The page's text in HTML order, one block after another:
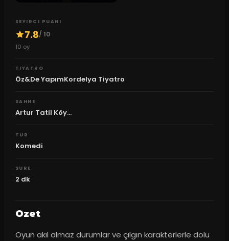
SEYIRCI PUANI
7.8/ 10
10 oy
TIYATRO
Öz&De YapımKordelya Tiyatro
SAHNE
Artur Tatil Köy...
TUR
Komedi
SURE
2 dk
Ozet
Oyun akıl almaz durumlar ve çılgın karakterlerle dolu